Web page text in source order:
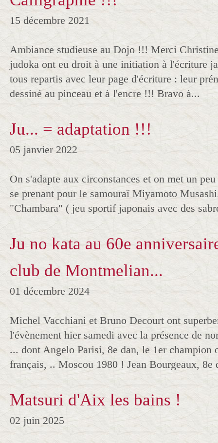
15 décembre 2021
Ambiance studieuse au Dojo !!! Merci
judoka ont eu droit à une initiation à l'écriture
tous repartis avec leur page d'écriture : leur
dessiné au pinceau et à l'encre !!! Bravo à...
Ju... = adaptation !!!
05 janvier 2022
On s'adapte aux circonstances et on met un
se prenant pour le samouraï Miyamoto
"Chambara" ( jeu sportif japonais avec des
Ju no kata au 60e
club de Montmelian...
01 décembre 2024
Michel Vacchiani et Bruno Decourt ont
l'évènement hier samedi avec la présence de
... dont Angelo Parisi, 8e dan, le 1er champion
français, .. Moscou 1980 ! Jean Bourgeaux, 8e
Matsuri d'Aix les bains !
02 juin 2025